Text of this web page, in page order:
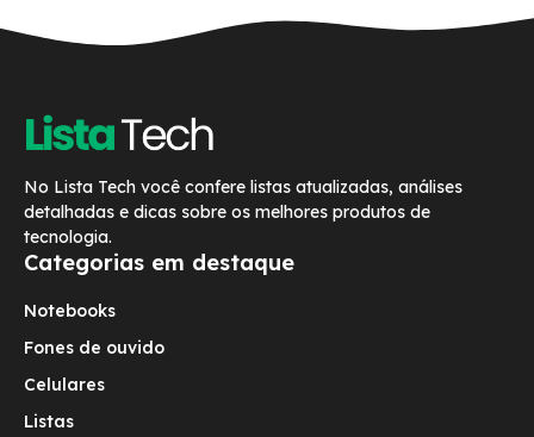
No Lista Tech você confere listas atualizadas, análises
detalhadas e dicas sobre os melhores produtos de
tecnologia.
Categorias em destaque
Notebooks
Fones de ouvido
Celulares
Listas